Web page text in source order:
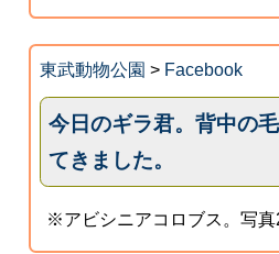
東武動物公園 > Facebook
今日のギラ君。背中の
てきました。
※アビシニアコロブス。写真